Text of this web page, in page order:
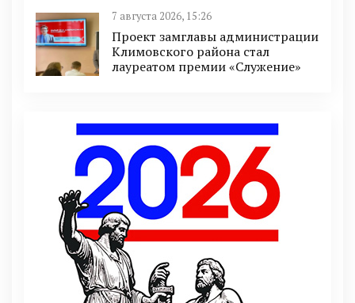
7 августа 2026, 15:26
Проект замглавы администрации
Климовского района стал
лауреатом премии «Служение»